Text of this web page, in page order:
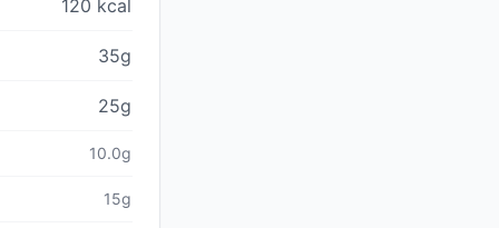
120 kcal
35g
25g
10.0g
15g